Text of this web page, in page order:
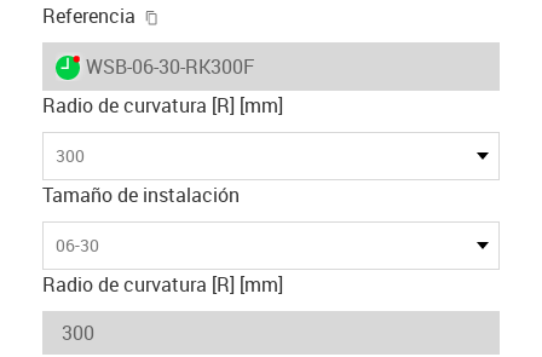
Referencia
igus-icon-lieferzeit-dot
WSB-06-30-RK300F
Radio de curvatura [R] [mm]
300
Tamaño de instalación
06-30
Radio de curvatura [R] [mm]